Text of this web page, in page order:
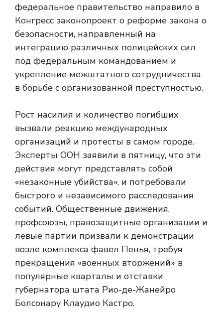
федеральное правительство направило в
Конгресс законопроект о реформе закона о
безопасности, направленный на
интеграцию различных полицейских сил
под федеральным командованием и
укрепление межштатного сотрудничества
в борьбе с организованной преступностью.
Рост насилия и количество погибших
вызвали реакцию международных
организаций и протесты в самом городе.
Эксперты ООН заявили в пятницу, что эти
действия могут представлять собой
«незаконные убийства», и потребовали
быстрого и независимого расследования
событий. Общественные движения,
профсоюзы, правозащитные организации и
левые партии призвали к демонстрации
возле комплекса фавел Пенья, требуя
прекращения «военных вторжений» в
популярные кварталы и отставки
губернатора штата Рио-де-Жанейро
Болсонару Клаудио Кастро.